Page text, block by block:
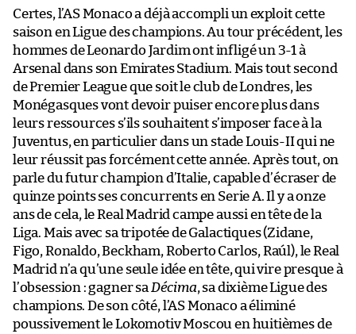
Certes, l’AS Monaco a déjà accompli un exploit cette
saison en Ligue des champions. Au tour précédent, les
hommes de Leonardo Jardim ont infligé un 3-1 à
Arsenal dans son Emirates Stadium. Mais tout second
de Premier League que soit le club de Londres, les
Monégasques vont devoir puiser encore plus dans
leurs ressources s’ils souhaitent s’imposer face à la
Juventus, en particulier dans un stade Louis-II qui ne
leur réussit pas forcément cette année. Après tout, on
parle du futur champion d’Italie, capable d’écraser de
quinze points ses concurrents en Serie A. Il y a onze
ans de cela, le Real Madrid campe aussi en tête de la
Liga. Mais avec sa tripotée de Galactiques (Zidane,
Figo, Ronaldo, Beckham, Roberto Carlos, Raúl), le Real
Madrid n’a qu’une seule idée en tête, qui vire presque à
l’obsession : gagner sa Décima, sa dixième Ligue des
champions. De son côté, l’AS Monaco a éliminé
poussivement le Lokomotiv Moscou en huitièmes de